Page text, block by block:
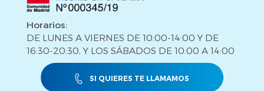
Horarios:
DE LUNES A VIERNES DE 10:00-14:00 Y DE
16:30-20:30, Y LOS SÁBADOS DE 10:00 A 14:00
SI QUIERES TE LLAMAMOS